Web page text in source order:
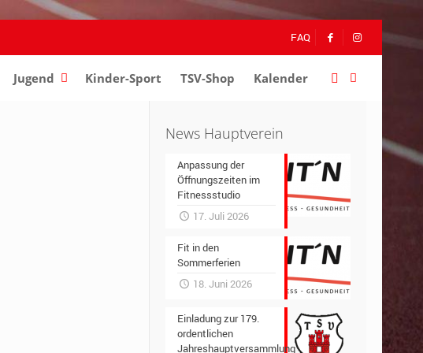
FAQ
Jugend Kinder-Sport TSV-Shop Kalender–
News Hauptverein
Anpassung der
Öffnungszeiten im
Fitnessstudio
17. Juli 2026
Fit in den
Sommerferien
18. Juni 2026
Einladung zur 179.
ordentlichen
Jahreshauptversammlung